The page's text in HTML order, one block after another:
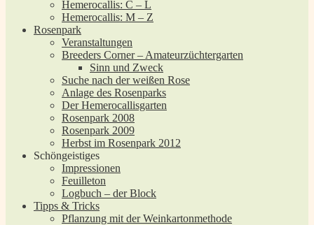
Hemerocallis: C – L
Hemerocallis: M – Z
Rosenpark
Veranstaltungen
Breeders Corner – Amateurzüchtergarten
Sinn und Zweck
Suche nach der weißen Rose
Anlage des Rosenparks
Der Hemerocallisgarten
Rosenpark 2008
Rosenpark 2009
Herbst im Rosenpark 2012
Schöngeistiges
Impressionen
Feuilleton
Logbuch – der Block
Tipps & Tricks
Pflanzung mit der Weinkartonmethode